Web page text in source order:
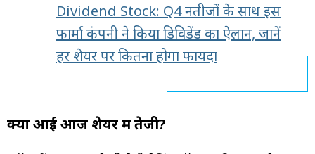
Dividend Stock: Q4 नतीजों के साथ इस
फार्मा कंपनी ने किया डिविडेंड का ऐलान, जानें
हर शेयर पर कितना होगा फायदा
क्यों आई आज शेयर में तेजी?